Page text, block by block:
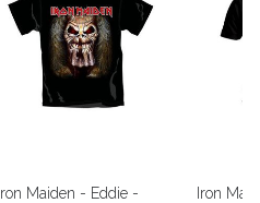
Iron Maiden - Eddie -
Iron